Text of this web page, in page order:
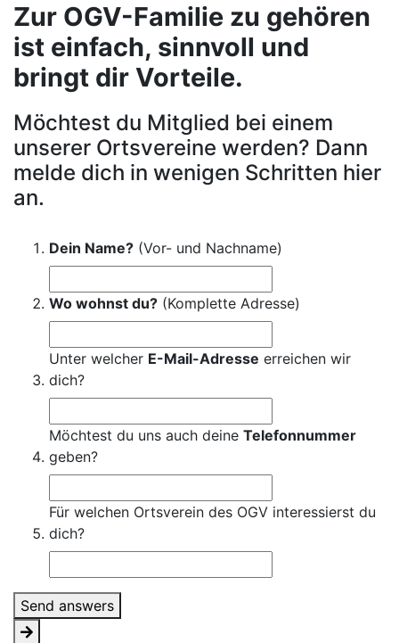
Zur OGV-Familie zu gehören
ist einfach, sinnvoll und
bringt dir Vorteile.
Möchtest du Mitglied bei einem
unserer Ortsvereine werden? Dann
melde dich in wenigen Schritten hier
an.
Dein Name? (Vor- und Nachname)
Wo wohnst du? (Komplette Adresse)
Unter welcher E-Mail-Adresse erreichen wir
dich?
Möchtest du uns auch deine Telefonnummer
geben?
Für welchen Ortsverein des OGV interessierst du
dich?
Send answers